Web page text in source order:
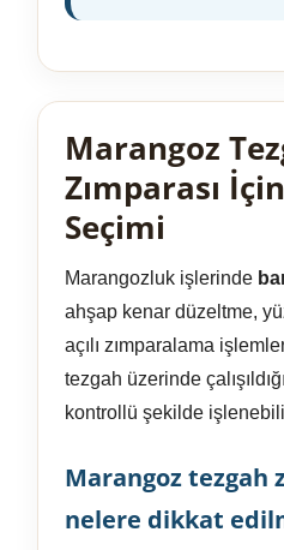
Marangoz
Zımparası
Seçimi
Marangozluk işlerinde
ahşap kenar düzeltme,
açılı zımparalama
tezgah üzerinde
kontrollü şekilde
Marangoz tezgah
nelere dikkat